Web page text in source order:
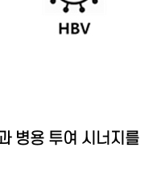
병용 투여 시너지를